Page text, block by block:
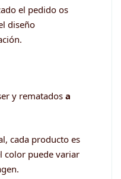
el pedido os
diseño
y rematados a
cada producto es
color puede variar